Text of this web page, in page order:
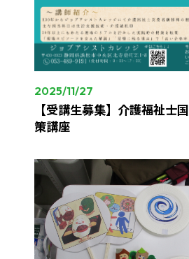
2025/11/27
【受講生募集】介護福祉
策講座